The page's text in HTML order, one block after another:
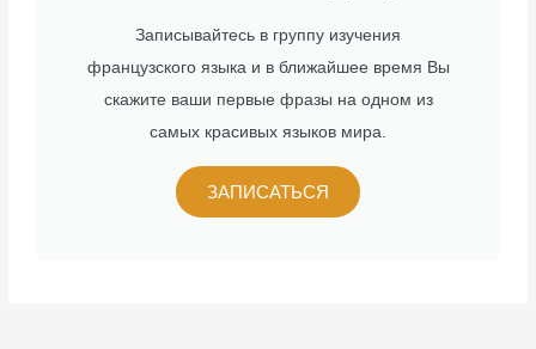
Записывайтесь в группу изучения
французского языка и в ближайшее время Вы
скажите ваши первые фразы на одном из
самых красивых языков мира.
ЗАПИСАТЬСЯ